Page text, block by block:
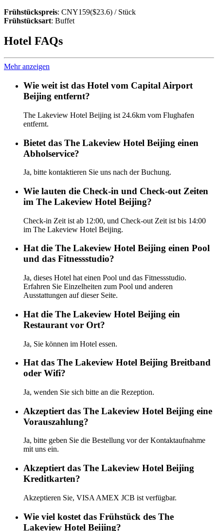
Frühstückspreis: CNY159($23.6) / Stück
Frühstücksart: Buffet
Hotel FAQs
Mehr anzeigen
Wie weit ist das Hotel vom Capital Airport
Beijing entfernt?
The Lakeview Hotel Beijing ist 24.6km vom Flughafen
entfernt.
Bietet das The Lakeview Hotel Beijing einen
Abholservice?
Ja, bitte kontaktieren Sie uns nach der Buchung.
Wie lauten die Check-in und Check-out Zeiten
im The Lakeview Hotel Beijing?
Check-in Zeit ist ab 12:00, und Check-out Zeit ist bis 14:00
im The Lakeview Hotel Beijing.
Hat die The Lakeview Hotel Beijing einen Pool
und das Fitnessstudio?
Ja, dieses Hotel hat einen Pool und das Fitnessstudio.
Erfahren Sie Einzelheiten zum Pool und anderen
Ausstattungen auf dieser Seite.
Hat die The Lakeview Hotel Beijing ein
Restaurant vor Ort?
Ja, Sie können im Hotel essen.
Hat das The Lakeview Hotel Beijing Breitband
oder Wifi?
Ja, wenden Sie sich bitte an die Rezeption.
Akzeptiert das The Lakeview Hotel Beijing eine
Vorauszahlung?
Ja, bitte geben Sie die Bestellung vor der Kontaktaufnahme
mit uns ein.
Akzeptiert das The Lakeview Hotel Beijing
Kreditkarten?
Akzeptieren Sie, VISA AMEX JCB ist verfügbar.
Wie viel kostet das Frühstück des The
Lakeview Hotel Beijing?